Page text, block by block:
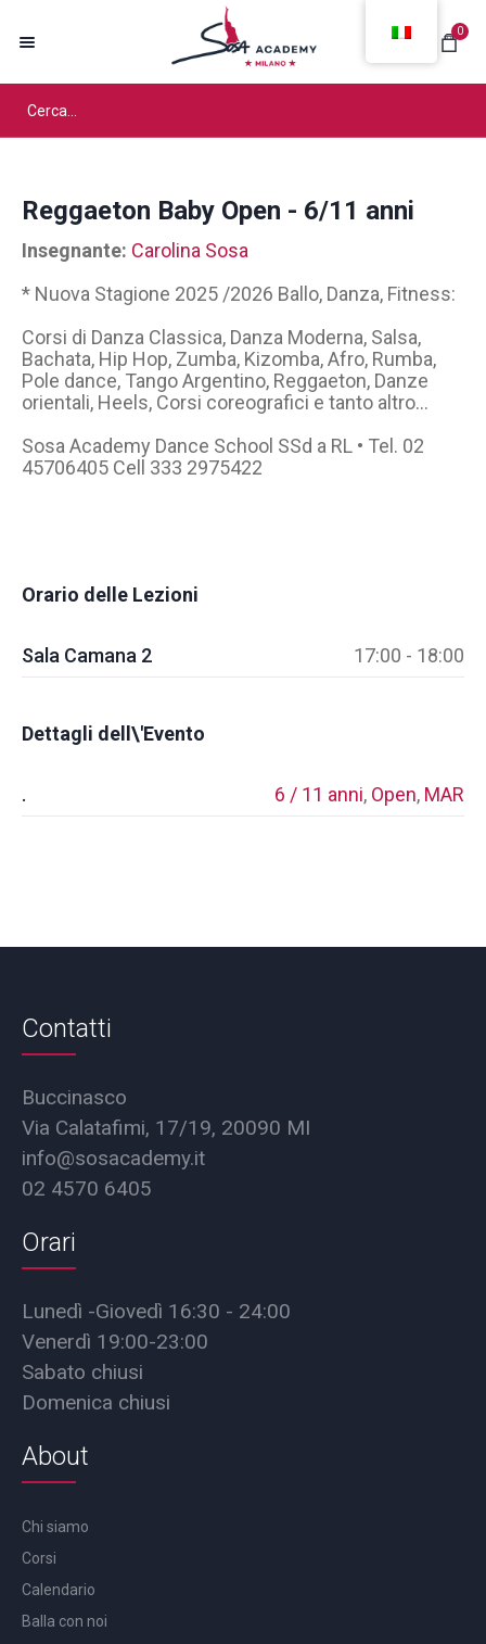
0
Reggaeton Baby Open - 6/11 anni
Insegnante: Carolina Sosa
* Nuova Stagione 2025 /2026 Ballo, Danza, Fitness:
Corsi di Danza Classica, Danza Moderna, Salsa,
Bachata, Hip Hop, Zumba, Kizomba, Afro, Rumba,
Pole dance, Tango Argentino, Reggaeton, Danze
orientali, Heels, Corsi coreografici e tanto altro…
Sosa Academy Dance School SSd a RL • Tel. 02
45706405 Cell 333 2975422
Orario delle Lezioni
Sala Camana 2 17:00 - 18:00
Dettagli dell\'Evento
. 6 / 11 anni, Open, MAR
Contatti
Buccinasco
Via Calatafimi, 17/19, 20090 MI
info@sosacademy.it
02 4570 6405
Orari
Lunedì -Giovedì 16:30 - 24:00
Venerdì 19:00-23:00
Sabato chiusi
Domenica chiusi
About
Chi siamo
Corsi
Calendario
Balla con noi